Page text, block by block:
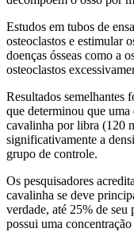
Estudos em tubos de
osteoclastos e estimular
doenças ósseas como a
osteoclastos
Resultados semelhantes
que determinou que
cavalinha por libra (120
significativamente a
grupo de controle.
Os pesquisadores
cavalinha se deve
verdade, até 25% de seu
possui uma